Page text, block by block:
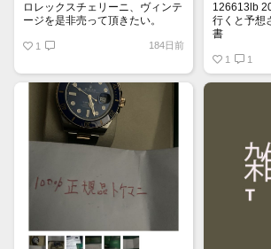
ロレックスチェリーニ、ヴィンテ
ージを是非売って頂きたい。
1 184日前
126613lb
行くと予想
書
2025/
1 1